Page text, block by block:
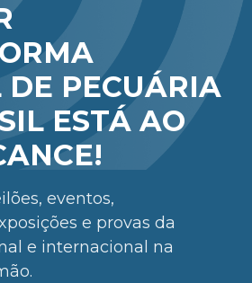
DE PECUÁRIA
ESTÁ AO
eventos,
e provas da
e internacional na